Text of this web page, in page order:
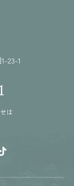
23-1
は